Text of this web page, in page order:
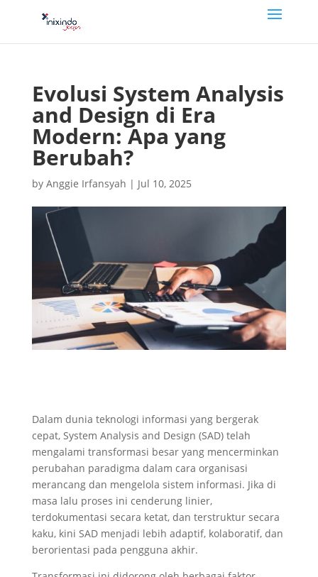
Evolusi System Analysis
and Design di Era
Modern: Apa yang
Berubah?
by Anggie Irfansyah | Jul 10, 2025
Dalam dunia teknologi informasi yang bergerak
cepat, System Analysis and Design (SAD) telah
mengalami transformasi besar yang mencerminkan
perubahan paradigma dalam cara organisasi
merancang dan mengelola sistem informasi. Jika di
masa lalu proses ini cenderung linier,
terdokumentasi secara ketat, dan terstruktur secara
kaku, kini SAD menjadi lebih adaptif, kolaboratif, dan
berorientasi pada pengguna akhir.